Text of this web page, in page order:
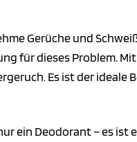
Gerüche und
für dieses Problem.
Es ist der ideale
ein Deodorant – es ist